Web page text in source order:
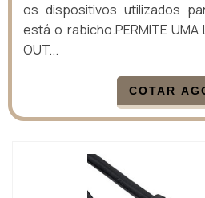
os dispositivos utilizados
está o rabicho.PERMITE UMA
OUT...
COTAR